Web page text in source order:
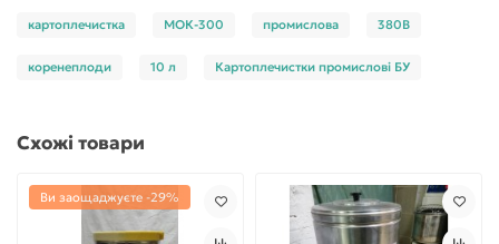
картоплечистка МОК-300 промислова 380В
коренеплоди 10 л Картоплечистки промислові БУ
Схожі товари
Ви заощаджуєте -29%